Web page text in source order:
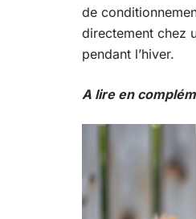
de
directement chez
pendant l’hiver.
A lire en